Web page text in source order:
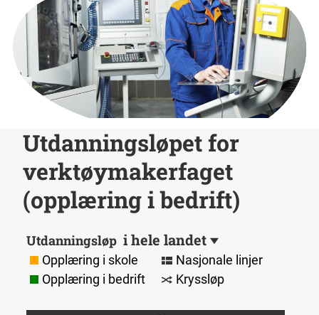
Utdanningsløpet for
verktøymakerfaget
(opplæring i bedrift)
Utdanningsløp i hele landet
Opplæring i skole
Nasjonale linjer
Opplæring i bedrift
Kryssløp